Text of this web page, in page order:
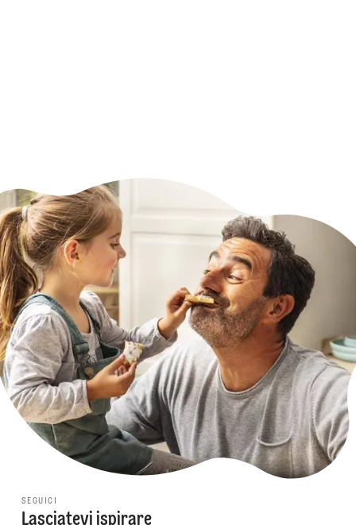
SEGUICI
Lasciatevi ispirare